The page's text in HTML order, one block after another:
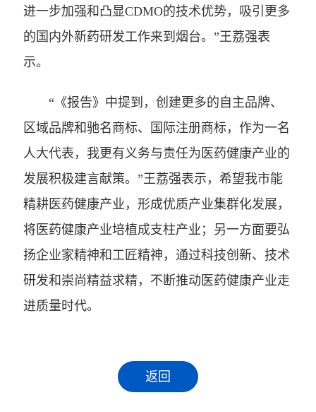
进一步加强和凸显CDMO的技术优势，吸引更多
的国内外新药研发工作来到烟台。”王荔强表
示。
“《报告》中提到，创建更多的自主品牌、
区域品牌和驰名商标、国际注册商标，作为一名
人大代表，我更有义务与责任为医药健康产业的
发展积极建言献策。”王荔强表示，希望我市能
精耕医药健康产业，形成优质产业集群化发展，
将医药健康产业培植成支柱产业；另一方面要弘
扬企业家精神和工匠精神，通过科技创新、技术
研发和崇尚精益求精，不断推动医药健康产业走
进质量时代。
返回